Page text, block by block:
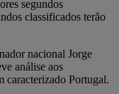
segundos
classificados terão
nacional Jorge
análise aos
caracterizado Portugal.